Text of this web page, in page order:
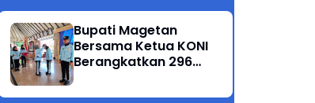
Bupati Magetan
Bersama Ketua KONI
Berangkatkan 296
Jatim 2025